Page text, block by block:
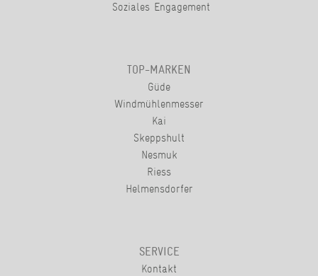
Soziales Engagement
TOP-MARKEN
Güde
Windmühlenmesser
Kai
Skeppshult
Nesmuk
Riess
Helmensdorfer
SERVICE
Kontakt